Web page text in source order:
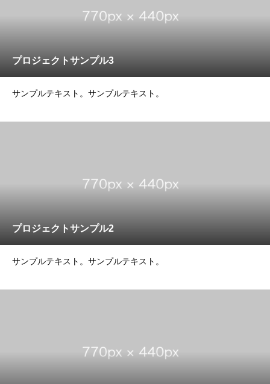
プロジェクトサンプル3
サンプルテキスト。サンプルテキスト。
プロジェクトサンプル2
サンプルテキスト。サンプルテキスト。